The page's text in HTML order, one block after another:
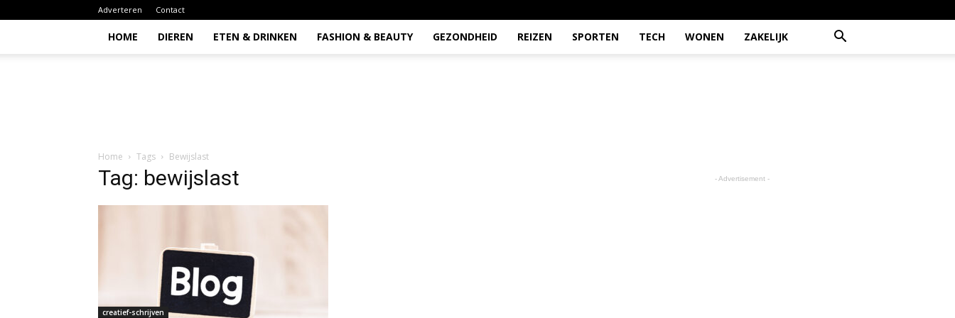
Adverteren Contact
HOME DIEREN ETEN & DRINKEN FASHION & BEAUTY GEZONDHEID REIZEN SPORTEN TECH WONEN ZAKELIJK
Home Tags Bewijslast
Tag: bewijslast
creatief-schrijven
- Advertisement -